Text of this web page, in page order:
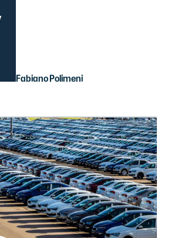
Fabiano Polimeni